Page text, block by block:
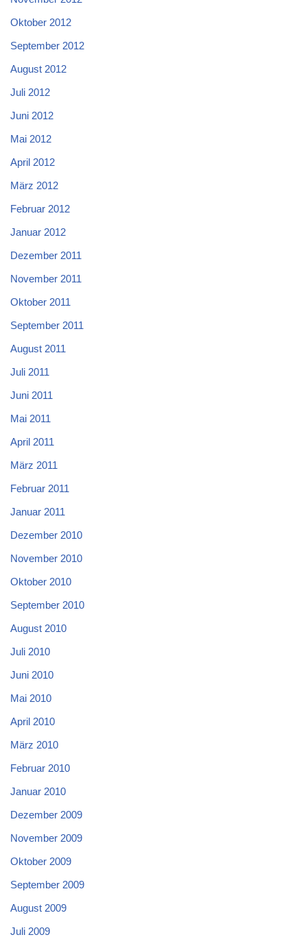
Oktober 2012
September 2012
August 2012
Juli 2012
Juni 2012
Mai 2012
April 2012
März 2012
Februar 2012
Januar 2012
Dezember 2011
November 2011
Oktober 2011
September 2011
August 2011
Juli 2011
Juni 2011
Mai 2011
April 2011
März 2011
Februar 2011
Januar 2011
Dezember 2010
November 2010
Oktober 2010
September 2010
August 2010
Juli 2010
Juni 2010
Mai 2010
April 2010
März 2010
Februar 2010
Januar 2010
Dezember 2009
November 2009
Oktober 2009
September 2009
August 2009
Juli 2009